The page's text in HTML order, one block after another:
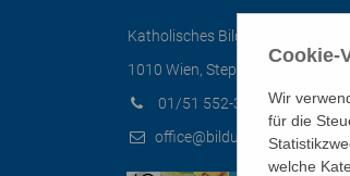
Katholisches Bildungswerk Wien
1010 Wien, Stephansplatz 3
01/51 552-3320
office@bildungswerk.at
Cookie-
Wir
für die
welche